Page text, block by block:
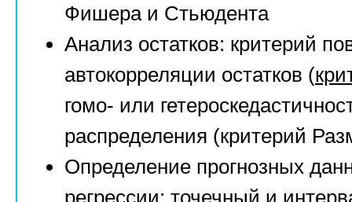
Фишера и Стьюдента
Анализ остатков: критерий
автокорреляции остатков (
гомо- или
распределения (критерий
Определение прогнозных
регрессии: точечный и